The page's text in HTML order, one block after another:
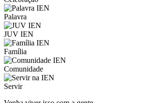
Palavra
JUV IEN
Família
Comunidade
Servir